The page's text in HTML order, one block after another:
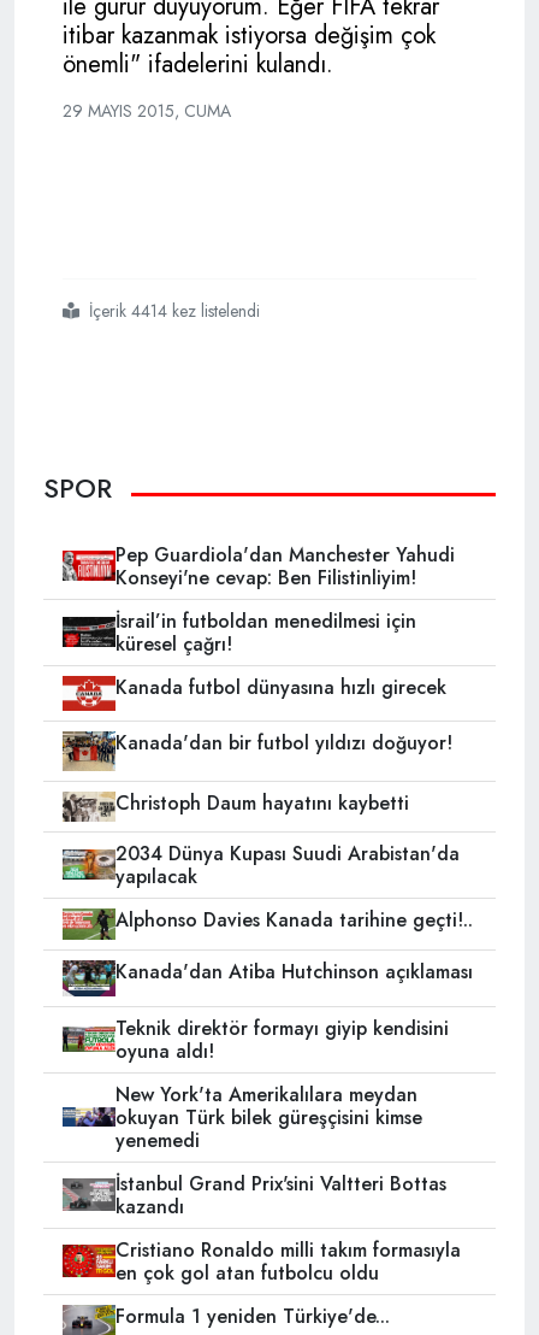
itibar kazanmak istiyorsa değişim çok
önemli" ifadelerini kulandı.
29 MAYIS 2015, CUMA
#fifada
#başkan
#yeniden
#blatterİçerik 4414 kez listelendi
SPOR
Pep Guardiola'dan Manchester Yahudi
Konseyi'ne cevap: Ben Filistinliyim!
İsrail’in futboldan menedilmesi için
küresel çağrı!
Kanada futbol dünyasına hızlı girecek
Kanada'dan bir futbol yıldızı doğuyor!
Christoph Daum hayatını kaybetti
2034 Dünya Kupası Suudi Arabistan'da
yapılacak
Alphonso Davies Kanada tarihine geçti!..
Kanada'dan Atiba Hutchinson açıklaması
Teknik direktör formayı giyip kendisini
oyuna aldı!
New York'ta Amerikalılara meydan
okuyan Türk bilek güreşçisini kimse
yenemedi
İstanbul Grand Prix'sini Valtteri Bottas
kazandı
Cristiano Ronaldo milli takım formasıyla
en çok gol atan futbolcu oldu
Formula 1 yeniden Türkiye'de...